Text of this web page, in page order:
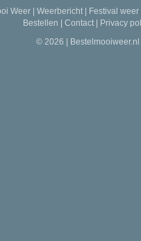
Weer| Weerbericht| Festival weer
Bestellen | Contact | Privacy
© 2026 | Bestelmooiweer.nl